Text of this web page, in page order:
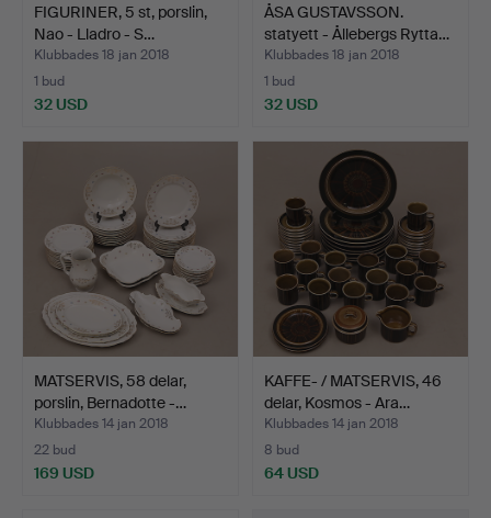
FIGURINER, 5 st, porslin,
Nao - Lladro - S…
Klubbades 18 jan 2018
1 bud
32 USD
ÅSA GUSTAVSSON.
statyett - Ållebergs Rytta…
Klubbades 18 jan 2018
1 bud
32 USD
MATSERVIS, 58 delar,
porslin, Bernadotte -…
Klubbades 14 jan 2018
22 bud
169 USD
KAFFE- / MATSERVIS, 46
delar, Kosmos - Ara…
Klubbades 14 jan 2018
8 bud
64 USD